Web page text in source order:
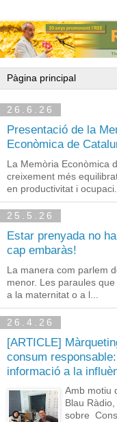
26.6.26
Presentació de la
Econòmica de
La Memòria Econòmica
creixement més
en productivitat i ocupaci...
25.5.26
Estar prenyada no
cap embaràs!
La manera com parlem
menor. Les paraules
a la maternitat o a l...
26.4.26
[ARTICLE]
consum
informació a la
Amb motiu
Blau
sobre